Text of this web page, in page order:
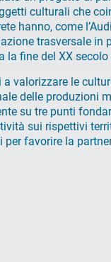
culturali che
hanno, come
trasversale in
fine del XX secolo
valorizzare le
delle produzioni
su tre punti
sui rispettivi
favorire la